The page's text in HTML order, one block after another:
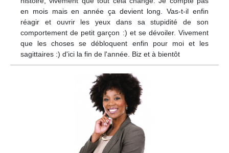
en mois mais en année ça devient long. Vas-t-il enfin
réagir et ouvrir les yeux dans sa stupidité de son
comportement de petit garçon :) et se dévoiler. Vivement
que les choses se débloquent enfin pour moi et les
sagittaires :) d'ici la fin de l'année. Biz et à bientôt